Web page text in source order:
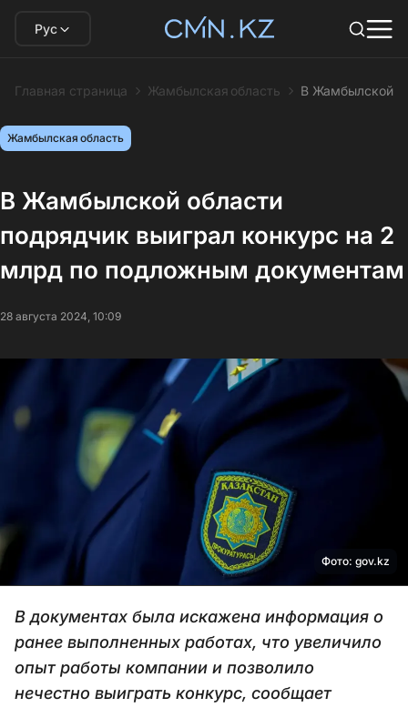
Рус
Главная страница Жамбылская область В Жамбылской
Жамбылская область
В Жамбылской области
подрядчик выиграл конкурс на 2
млрд по подложным документам
28 августа 2024, 10:09
Фото: gov.kz
В документах была искажена информация о
ранее выполненных работах, что увеличило
опыт работы компании и позволило
нечестно выиграть конкурс, сообщает